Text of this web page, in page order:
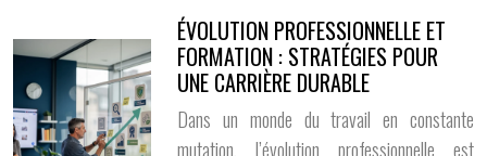
ÉVOLUTION PROFESSIONNELLE ET
FORMATION : STRATÉGIES POUR
UNE CARRIÈRE DURABLE
Dans un monde du travail en constante
mutation, l’évolution professionnelle est